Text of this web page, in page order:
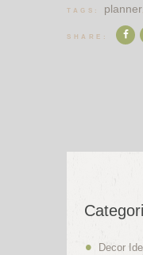
TAGS: planner
SHARE:
Decor